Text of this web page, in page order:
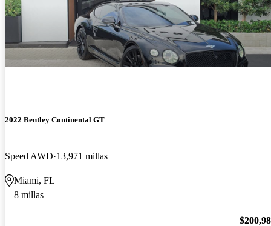
2022 Bentley Continental GT
Speed AWD 13,971 millas
Miami, FL
8 millas